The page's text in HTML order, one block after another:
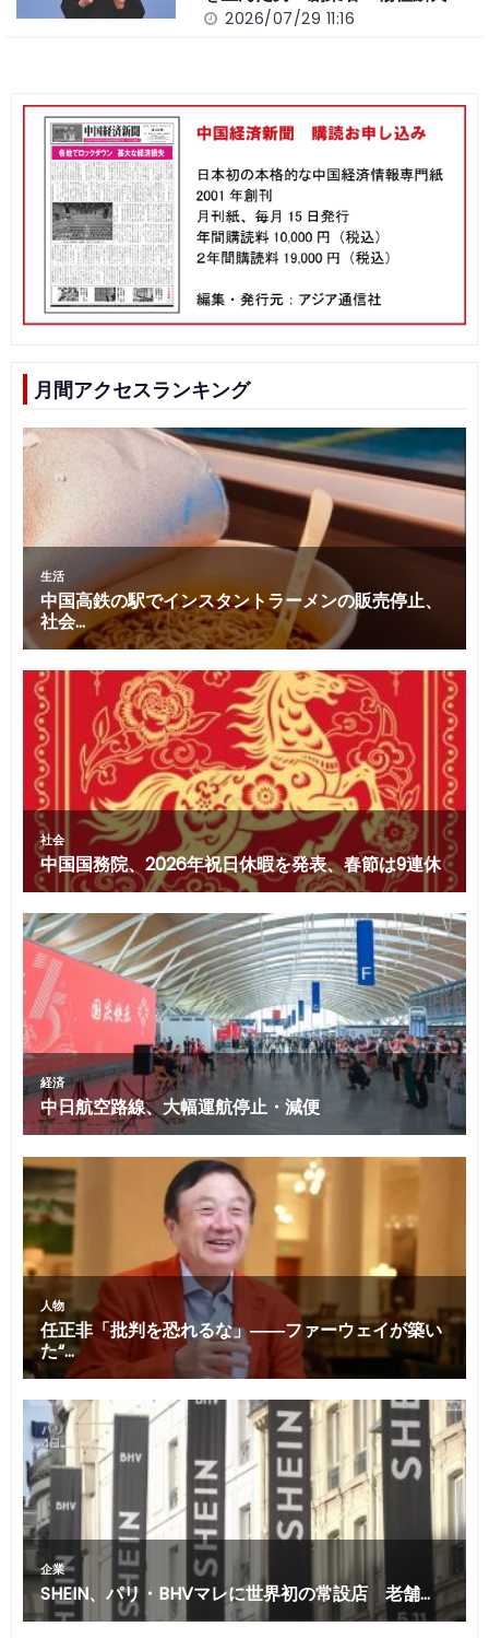
2026/07/29 11:16
月間アクセスランキング